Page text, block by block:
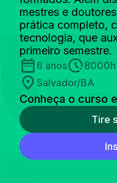
mestres e
prática completo,
tecnologia, que
primeiro semestre.
6 anos 8000h
Salvador/BA
Conheça o curso
Tire